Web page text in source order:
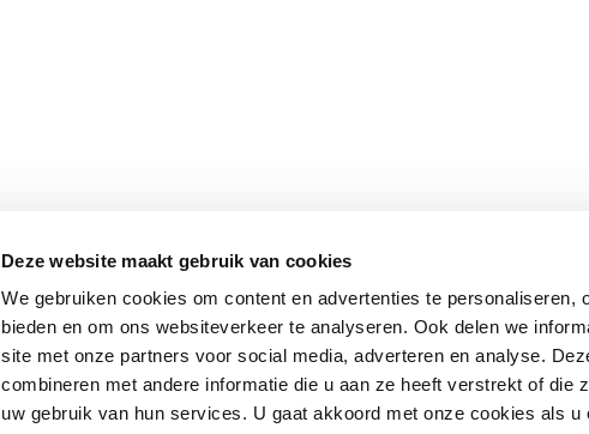
Deze website maakt gebruik van cookies
We gebruiken cookies om content en advertenties te personaliseren,
bieden en om ons websiteverkeer te analyseren. Ook delen we
site met onze partners voor social media, adverteren en analyse.
combineren met andere informatie die u aan ze heeft verstrekt of die
uw gebruik van hun services. U gaat akkoord met onze cookies als u